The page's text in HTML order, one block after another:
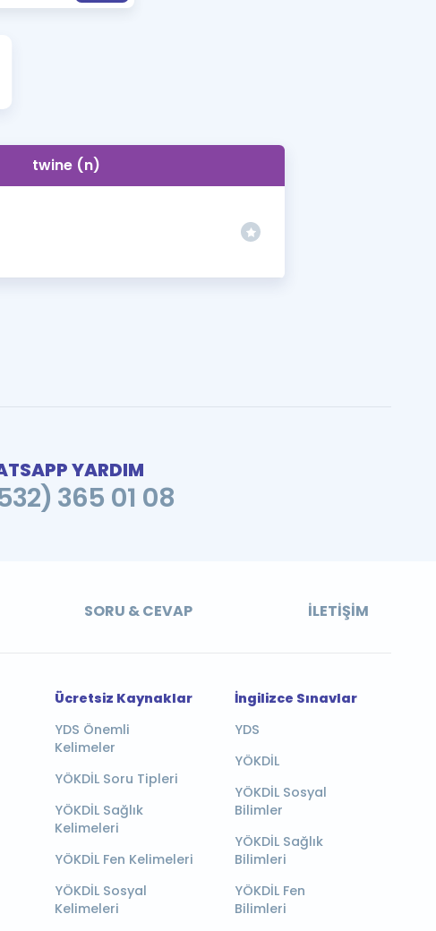
Tüm Sınavlarla İlgili Haberler
twine (n)
YARDIM
365 01 08
SORU & CEVAP İLETIŞIM
Ücretsiz Kaynaklar
YDS Önemli
Kelimeler
YÖKDİL Soru Tipleri
YÖKDİL Sağlık
Kelimeleri
YÖKDİL Fen Kelimeleri
YÖKDİL Sosyal
Kelimeleri
İngilizce Sınavlar
YDS
YÖKDİL
YÖKDİL Sosyal
Bilimler
YÖKDİL Sağlık
Bilimleri
YÖKDİL Fen
Bilimleri